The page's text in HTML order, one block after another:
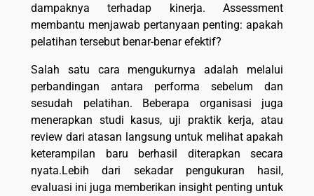
dampaknya terhadap kinerja. Assessment
membantu menjawab pertanyaan penting: apakah
pelatihan tersebut benar-benar efektif?
Salah satu cara mengukurnya adalah melalui
perbandingan antara performa sebelum dan
sesudah pelatihan. Beberapa organisasi juga
menerapkan studi kasus, uji praktik kerja, atau
review dari atasan langsung untuk melihat apakah
keterampilan baru berhasil diterapkan secara
nyata.Lebih dari sekadar pengukuran hasil,
evaluasi ini juga memberikan insight penting untuk